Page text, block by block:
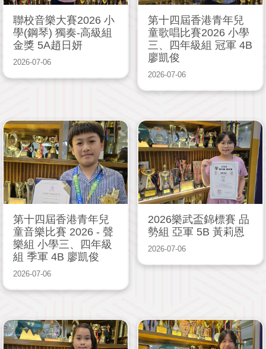
聯校音樂大賽2026 小
學(鋼琴) 獨奏-高級組
金獎 5A趙日妍
2026-07-06
第十四屆香港青年兒
童歌唱比賽2026 小學
三、四年級組 冠軍 4B
廖凱俊
2026-07-06
第十四屆香港青年兒
童音樂比賽 2026 - 聲
樂組 小學三、四年級
組 季軍 4B 廖凱俊
2026-07-06
2026樂武盃錦標賽 品
勢組 亞軍 5B 黃莉恩
2026-07-06